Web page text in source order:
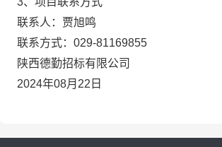
联系人：
贾旭鸣
联系方式： 029-81169855
陕西德勤招标有限公司
2024年08月22日